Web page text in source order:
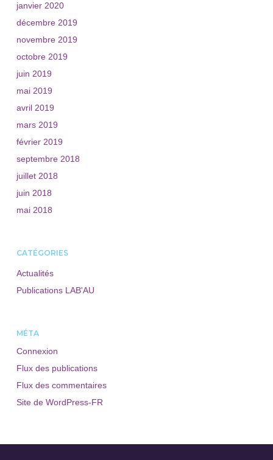
janvier 2020
décembre 2019
novembre 2019
octobre 2019
juin 2019
mai 2019
avril 2019
mars 2019
février 2019
septembre 2018
juillet 2018
juin 2018
mai 2018
CATÉGORIES
Actualités
Publications LAB'AU
MÉTA
Connexion
Flux des publications
Flux des commentaires
Site de WordPress-FR